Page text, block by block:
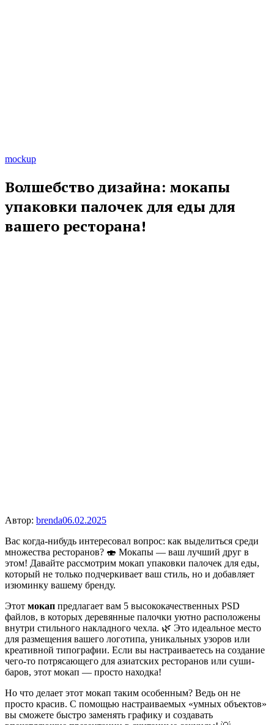
mockup
Волшебство дизайна: мокапы
упаковки палочек для еды для
вашего ресторана!
Автор: brenda06.02.2025
Вас когда-нибудь интересовал вопрос: как выделиться среди
множества ресторанов? 🍣 Мокапы — ваш лучший друг в
этом! Давайте рассмотрим мокап упаковки палочек для еды,
который не только подчеркивает ваш стиль, но и добавляет
изюминку вашему бренду.
Этот мокап предлагает вам 5 высококачественных PSD
файлов, в которых деревянные палочки уютно расположены
внутри стильного накладного чехла. 🌿 Это идеальное место
для размещения вашего логотипа, уникальных узоров или
креативной типографии. Если вы настраиваетесь на создание
чего-то потрясающего для азиатских ресторанов или суши-
баров, этот мокап — просто находка!
Но что делает этот мокап таким особенным? Ведь он не
просто красив. С помощью настраиваемых «умных объектов»
вы сможете быстро заменять графику и создавать